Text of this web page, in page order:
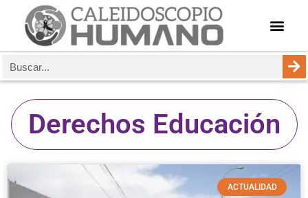
Derechos Educación
ACTUALIDAD